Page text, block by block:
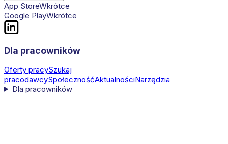
App StoreWkrótce
Google PlayWkrótce
Dla pracowników
Oferty pracySzukaj
pracodawcySpołecznośćAktualnościNarzędzia
Dla pracowników